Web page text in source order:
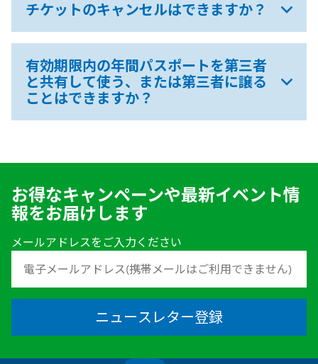
チケットのキャンセルはできますか？
有効期限内の年間パスポートを第三者
と共有して使う、または第三者に譲る
ことはできますか？
お得なキャンペーンや最新イベント情
報をお届けします
メールアドレスをご入力ください
ニュースレター登録